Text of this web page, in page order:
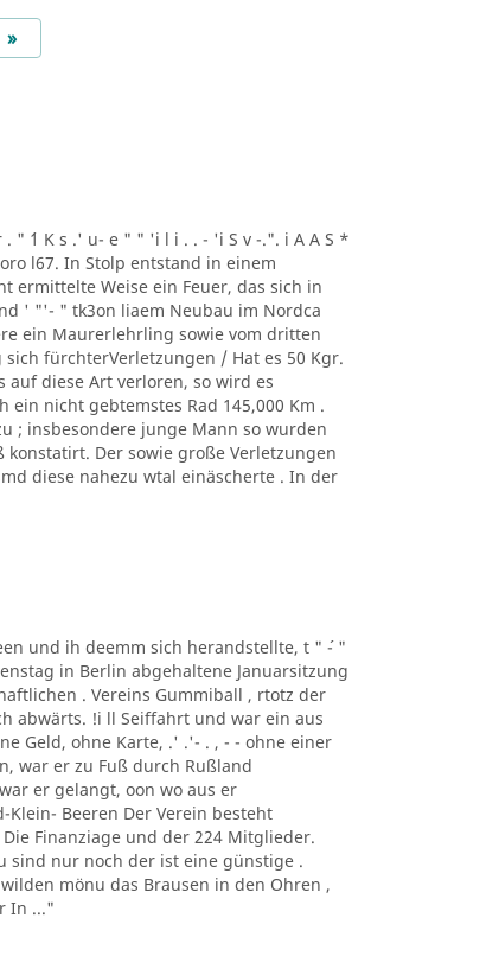
»Next
" ´1 K s .' u- e " " 'i l i . . - 'i S v -.". i A A S *
l67. In Stolp entstand in einem
ermittelte Weise ein Feuer, das sich in
' "'- " tk3on liaem Neubau im Nordca
ein Maurerlehrling sowie vom dritten
fürchterVerletzungen / Hat es 50 Kgr.
auf diese Art verloren, so wird es
nicht gebtemstes Rad 145,000 Km .
; insbesondere junge Mann so wurden
Der sowie große Verletzungen
diese nahezu wtal einäscherte . In der
und ih deemm sich herandstellte, t " ´- "
in Berlin abgehaltene Januarsitzung
. Vereins Gummiball , rtotz der
abwärts. !i ll Seiffahrt und war ein aus
Geld, ohne Karte, .' .'- . , - - ohne einer
war er zu Fuß durch Rußland
er gelangt, oon wo aus er
Klein- Beeren Der Verein besteht
Finanziage und der 224 Mitglieder.
sind nur noch der ist eine günstige .
mönu das Brausen in den Ohren ,
In ..."